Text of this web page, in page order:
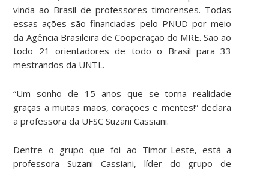
vinda ao Brasil de professores timorenses. Todas
essas ações são financiadas pelo PNUD por meio
da Agência Brasileira de Cooperação do MRE. São ao
todo 21orientadores de todo o Brasil para 33
mestrandos da UNTL.
“Um sonho de 15 anos que se torna realidade
graças a muitas mãos, corações e mentes!” declara
a professora da UFSC Suzani Cassiani.
Dentre o grupo que foi ao Timor-Leste, está a
professora Suzani Cassiani, líder do grupo de